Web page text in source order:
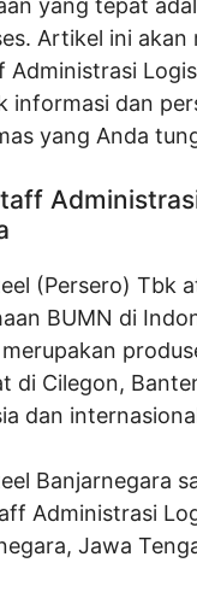
Artikel ini
informasi dan
yang Anda
(Persero) Tbk
BUMN di
di Cilegon,
dan
Banjarnegara
Administrasi
Jawa